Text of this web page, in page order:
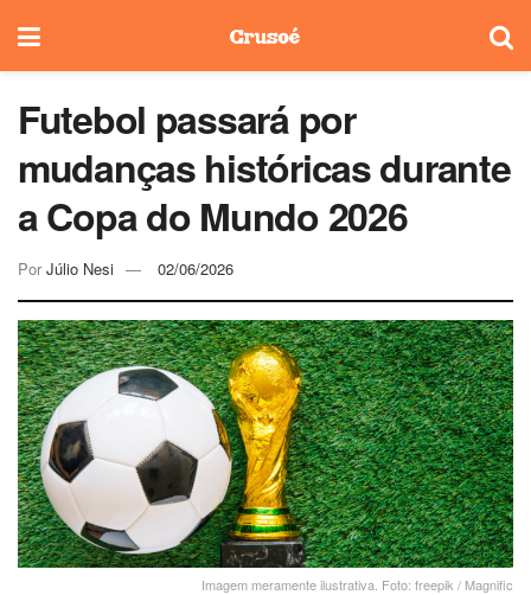
Futebol passará por
mudanças históricas durante
a Copa do Mundo 2026
Por Júlio Nesi 02/06/2026
Imagem meramente ilustrativa. Foto: freepik / Magnific